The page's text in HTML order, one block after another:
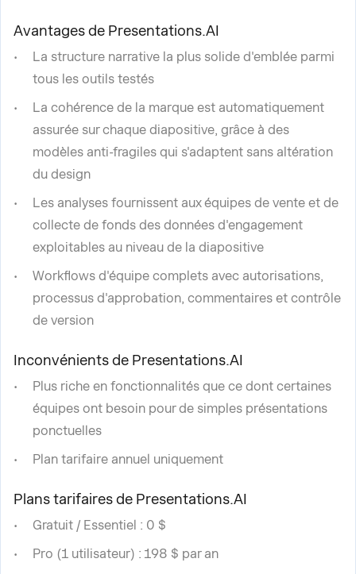
Avantages de Presentations.AI
La structure narrative la plus solide d'emblée parmi
tous les outils testés
La cohérence de la marque est automatiquement
assurée sur chaque diapositive, grâce à des
modèles anti-fragiles qui s'adaptent sans altération
du design
Les analyses fournissent aux équipes de vente et de
collecte de fonds des données d'engagement
exploitables au niveau de la diapositive
Workflows d'équipe complets avec autorisations,
processus d'approbation, commentaires et contrôle
de version
Inconvénients de Presentations.AI
Plus riche en fonctionnalités que ce dont certaines
équipes ont besoin pour de simples présentations
ponctuelles
Plan tarifaire annuel uniquement
Plans tarifaires de Presentations.AI
Gratuit / Essentiel : 0 $
Pro (1 utilisateur) : 198 $ par an